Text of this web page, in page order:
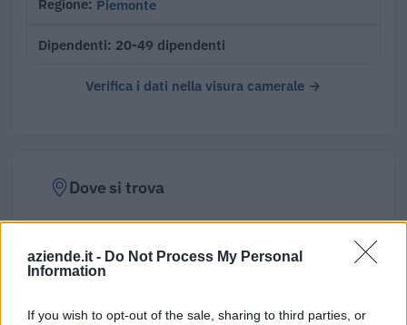
aziende.it - Do Not Process My Personal
Information
If you wish to opt-out of the sale, sharing to third parties, or
Regione Piemonte
Dipendenti 20-49 dipendenti
Verifica i dati nella visura camerale →
Dove si trova
Indirizzo:Via Dante Alighieri 35, 13069
Comune:Vigliano Biellese